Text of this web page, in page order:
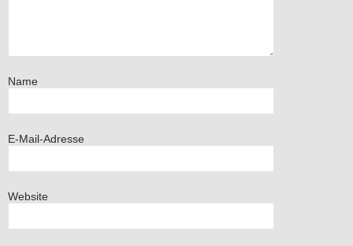
Name
E-Mail-Adresse
Website